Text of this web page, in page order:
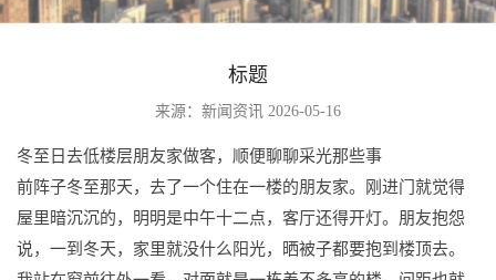
标题
来源：新闻资讯 2026-05-16
冬至日去低楼层朋友家做客，顺便聊聊采光那些事
前阵子冬至那天，去了一个住在一楼的朋友家。刚进门就觉得
屋里暗沉沉的，明明是中午十二点，客厅还得开灯。朋友抱怨
说，一到冬天，家里就没什么阳光，晒被子都要抱到楼顶去。